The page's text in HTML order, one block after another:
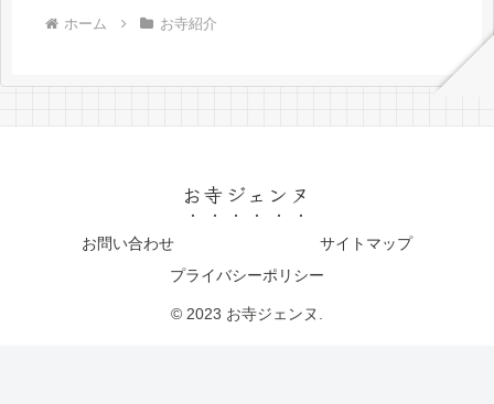
ホーム お寺紹介
お寺ジェンヌ
お問い合わせ
サイトマップ
プライバシーポリシー
© 2023 お寺ジェンヌ.